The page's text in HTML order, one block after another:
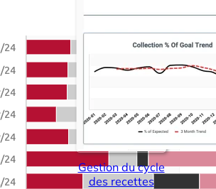
Gestion du cycle
des recettes